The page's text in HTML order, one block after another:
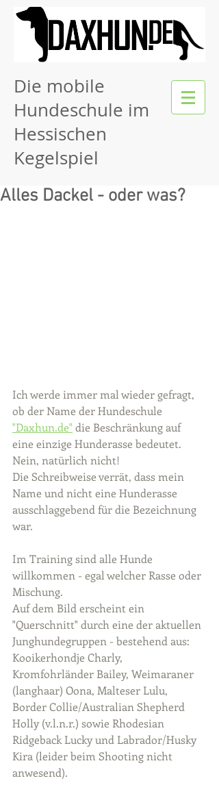
Die mobile
Hundeschule im
Hessischen
Kegelspiel
Alles Dackel - oder was?
Ich werde immer mal wieder gefragt,
ob der Name der Hundeschule
"Daxhun.de" die Beschränkung auf
eine einzige Hunderasse bedeutet.
Nein, natürlich nicht!
Die Schreibweise verrät, dass mein
Name und nicht eine Hunderasse
ausschlaggebend für die Bezeichnung
war.
Im Training sind alle Hunde
willkommen - egal welcher Rasse oder
Mischung.
Auf dem Bild erscheint ein
"Querschnitt" durch eine der aktuellen
Junghundegruppen - bestehend aus:
Kooikerhondje Charly,
Kromfohrländer Bailey, Weimaraner
(langhaar) Oona, Malteser Lulu,
Border Collie/Australian Shepherd
Holly (v.l.n.r.) sowie Rhodesian
Ridgeback Lucky und Labrador/Husky
Kira (leider beim Shooting nicht
anwesend).